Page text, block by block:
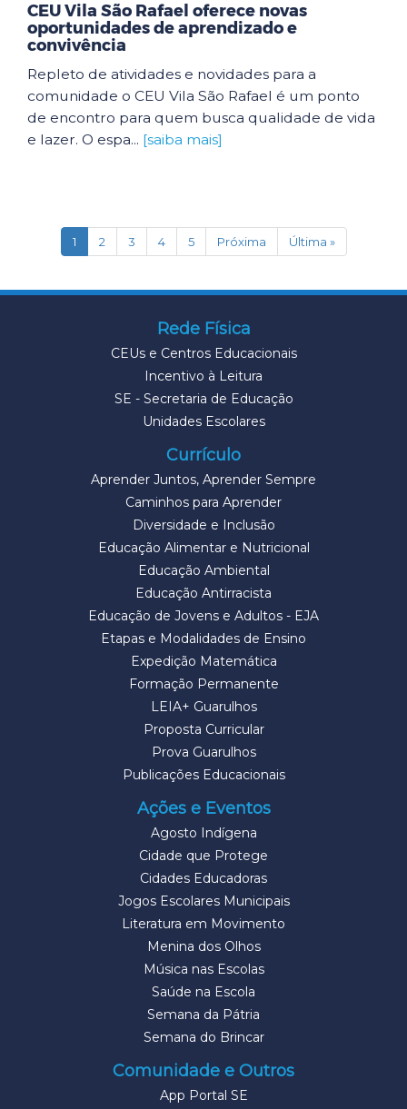
CEU Vila São Rafael oferece novas
oportunidades de aprendizado e
convivência
Repleto de atividades e novidades para a
comunidade o CEU Vila São Rafael é um ponto
de encontro para quem busca qualidade de vida
e lazer. O espa... [saiba mais]
1(current)
2 3 4 5 Próxima Última »
Rede Física
CEUs e Centros Educacionais
Incentivo à Leitura
SE - Secretaria de Educação
Unidades Escolares
Currículo
Aprender Juntos, Aprender Sempre
Caminhos para Aprender
Diversidade e Inclusão
Educação Alimentar e Nutricional
Educação Ambiental
Educação Antirracista
Educação de Jovens e Adultos - EJA
Etapas e Modalidades de Ensino
Expedição Matemática
Formação Permanente
LEIA+ Guarulhos
Proposta Curricular
Prova Guarulhos
Publicações Educacionais
Ações e Eventos
Agosto Indígena
Cidade que Protege
Cidades Educadoras
Jogos Escolares Municipais
Literatura em Movimento
Menina dos Olhos
Música nas Escolas
Saúde na Escola
Semana da Pátria
Semana do Brincar
Comunidade e Outros
App Portal SE